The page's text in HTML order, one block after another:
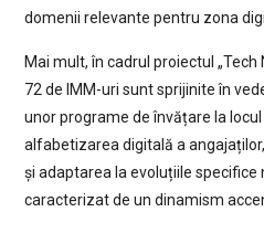
domenii relevante pentru zona
Mai mult, în cadrul proiectul
72 de IMM-uri sunt sprijinite în
unor programe de învățare la
alfabetizarea digitală a
și adaptarea la evoluțiile specifice
caracterizat de un dinamism